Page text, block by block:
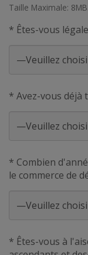
Taille Maximale: 8MB.
* Êtes-vous
* Avez-vous déjà
* Combien
le commerce de
* Êtes-vous à